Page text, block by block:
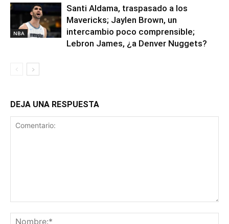
NBA
Santi Aldama, traspasado a los
Mavericks; Jaylen Brown, un
intercambio poco comprensible;
Lebron James, ¿a Denver Nuggets?
DEJA UNA RESPUESTA